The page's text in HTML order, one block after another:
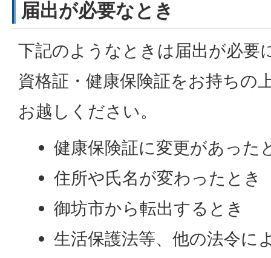
届出が必要なとき
下記のようなときは届出が必要
資格証・健康保険証をお持ちの
お越しください。
健康保険証に変更があった
住所や氏名が変わったとき
御坊市から転出するとき
生活保護法等、他の法令に